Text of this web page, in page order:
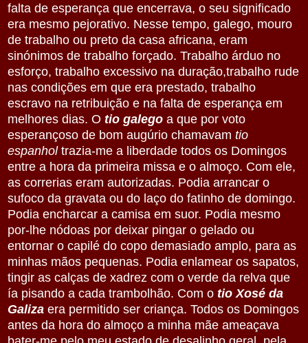
falta de esperança que encerrava, o seu significado
era mesmo pejorativo. Nesse tempo, galego, mouro
de trabalho ou preto da casa africana, eram
sinónimos de trabalho forçado. Trabalho árduo no
esforço, trabalho excessivo na duração,trabalho rude
nas condições em que era prestado, trabalho
escravo na retribuição e na falta de esperança em
melhores dias. O tio galego a que por voto
esperançoso de bom augúrio chamavam tio
espanhol trazia-me a liberdade todos os Domingos
entre a hora da primeira missa e o almoço. Com ele,
as correrias eram autorizadas. Podia arrancar o
sufoco da gravata ou do laço do fatinho de domingo.
Podia encharcar a camisa em suor. Podia mesmo
por-lhe nódoas por deixar pingar o gelado ou
entornar o capilé do copo demasiado amplo, para as
minhas mãos pequenas. Podia enlamear os sapatos,
tingir as calças de xadrez com o verde da relva que
ía pisando a cada trambolhão. Com o tio Xosé da
Galiza era permitido ser criança. Todos os Domingos
antes da hora do almoço a minha mãe ameaçava